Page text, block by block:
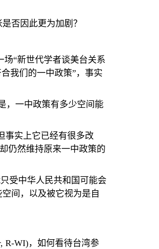
否因此更为加剧？
“新世代学者谈美台关系
我们的一中政策”，事实
，一中政策有多少空间能
事实上它已经有很多改
仍然维持原来一中政策的
受中华人民共和国可能会
间，以及被它视为是自
R-WI)，如何看待台湾参